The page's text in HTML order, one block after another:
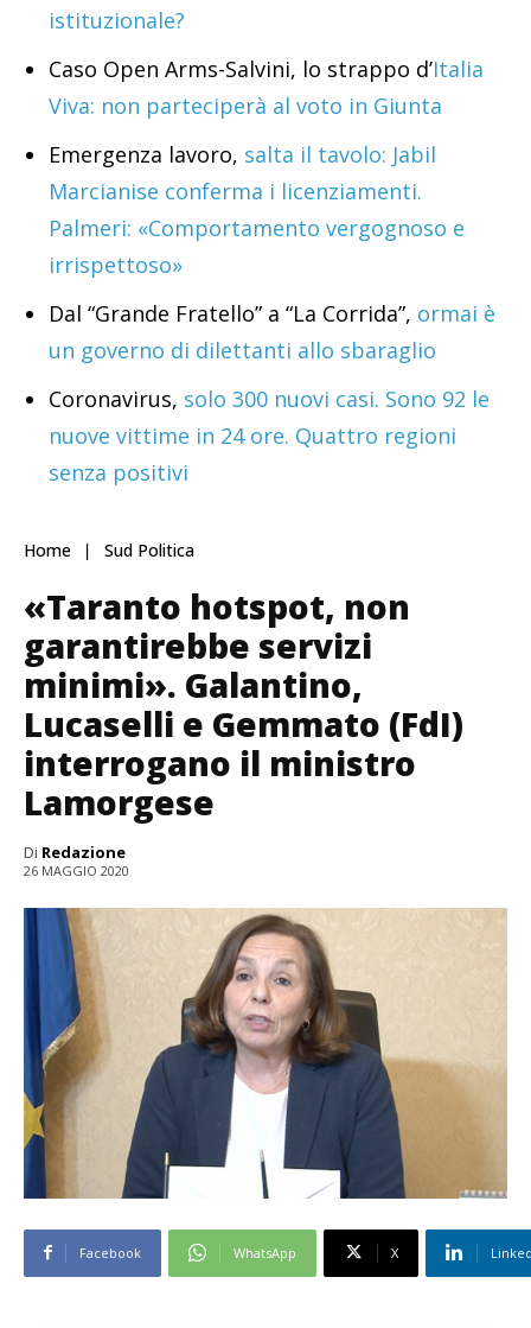
istituzionale?
Caso Open Arms-Salvini, lo strappo d’Italia
Viva: non parteciperà al voto in Giunta
Emergenza lavoro, salta il tavolo: Jabil
Marcianise conferma i licenziamenti.
Palmeri: «Comportamento vergognoso e
irrispettoso»
Dal “Grande Fratello” a “La Corrida”, ormai è
un governo di dilettanti allo sbaraglio
Coronavirus, solo 300 nuovi casi. Sono 92 le
nuove vittime in 24 ore. Quattro regioni
senza positivi
Home Sud Politica
«Taranto hotspot, non
garantirebbe servizi
minimi». Galantino,
Lucaselli e Gemmato (FdI)
interrogano il ministro
Lamorgese
Di Redazione
26 MAGGIO 2020
Facebook WhatsApp X